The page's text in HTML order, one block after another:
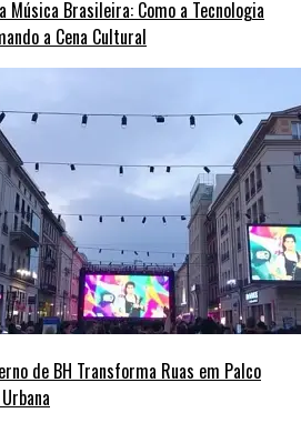
Música Brasileira: Como a Tecnologia
a Cena Cultural
de BH Transforma Ruas em Palco